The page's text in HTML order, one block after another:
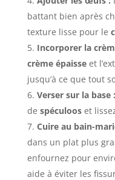
battant bien après
texture lisse pour le
Incorporer la
crème épaisseet
jusqu’à ce que tout
Verser sur la base :
de spéculooset
Cuire au bain-
dans un plat plus
enfournez pour
aide à éviter les